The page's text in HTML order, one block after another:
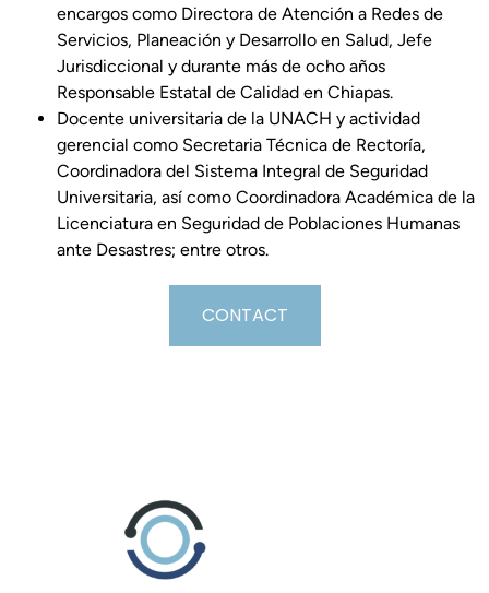
encargos como Directora de Atención a Redes de
Servicios, Planeación y Desarrollo en Salud, Jefe
Jurisdiccional y durante más de ocho años
Responsable Estatal de Calidad en Chiapas.
Docente universitaria de la UNACH y actividad
gerencial como Secretaria Técnica de Rectoría,
Coordinadora del Sistema Integral de Seguridad
Universitaria, así como Coordinadora Académica de la
Licenciatura en Seguridad de Poblaciones Humanas
ante Desastres; entre otros.
CONTACT